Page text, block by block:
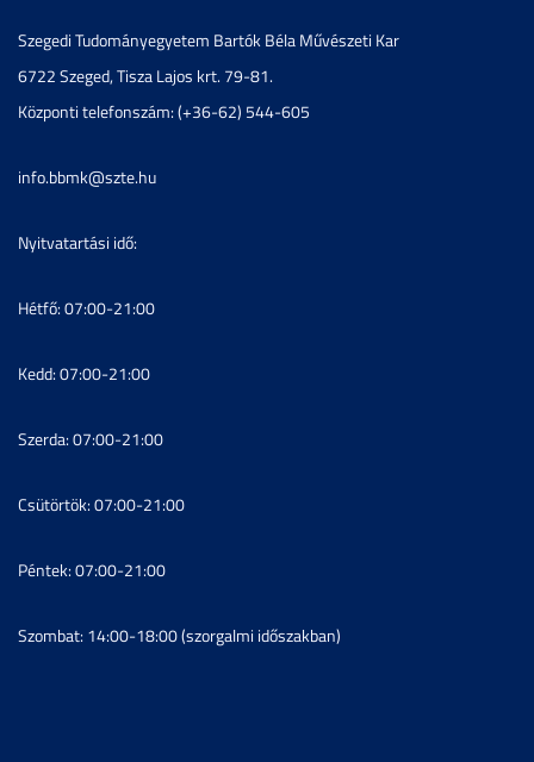
Szegedi Tudományegyetem Bartók Béla Művészeti Kar
6722 Szeged, Tisza Lajos krt. 79-81.
Központi telefonszám: (+36-62) 544-605
info.bbmk@szte.hu
Nyitvatartási idő:
Hétfő: 07:00-21:00
Kedd: 07:00-21:00
Szerda: 07:00-21:00
Csütörtök: 07:00-21:00
Péntek: 07:00-21:00
Szombat: 14:00-18:00 (szorgalmi időszakban)